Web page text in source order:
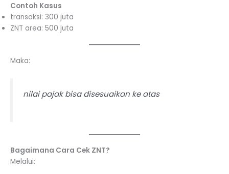
Contoh Kasus
transaksi: 300 juta
ZNT area: 500 juta
Maka:
nilai pajak bisa disesuaikan ke atas
Bagaimana Cara Cek ZNT?
Melalui: